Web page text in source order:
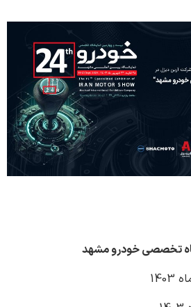
تخصصی خودرو مشهد